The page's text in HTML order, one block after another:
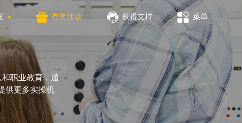
有奖活动 获得支持 菜单
职业教育，通
供更多实操机